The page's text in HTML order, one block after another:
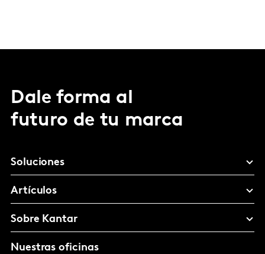
Dale forma al
futuro de tu marca
Soluciones
Artículos
Sobre Kantar
Nuestras oficinas